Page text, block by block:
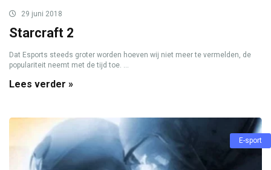
29 juni 2018
Starcraft 2
Dat Esports steeds groter worden hoeven wij niet meer te vermelden, de
populariteit neemt met de tijd toe. ...
Lees verder »
E-sport